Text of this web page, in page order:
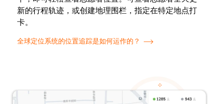
新的行程轨迹，或创建地理围栏，指定在特定地点打
卡。
全球定位系统的位置追踪是如何运作的？